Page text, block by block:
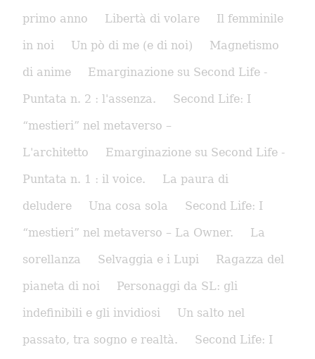
primo anno
Libertà di volare
Il femminile
in noi
Un pò di me (e di noi)
Magnetismo
di anime
Emarginazione su Second Life -
Puntata n. 2 : l'assenza.
Second Life: I
“mestieri” nel metaverso –
L'architetto
Emarginazione su Second Life -
Puntata n. 1 : il voice.
La paura di
deludere
Una cosa sola
Second Life: I
“mestieri” nel metaverso – La Owner.
La
sorellanza
Selvaggia e i Lupi
Ragazza del
pianeta di noi
Personaggi da SL: gli
indefinibili e gli invidiosi
Un salto nel
passato, tra sogno e realtà.
Second Life: I